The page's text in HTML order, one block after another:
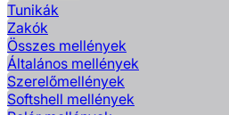
Tunikák
Zakók
Összes mellények
Általános mellények
Szerelőmellények
Softshell mellények